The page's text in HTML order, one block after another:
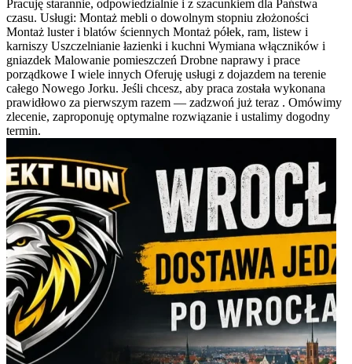
Pracuję starannie, odpowiedzialnie i z szacunkiem dla Państwa
czasu. Usługi: Montaż mebli o dowolnym stopniu złożoności
Montaż luster i blatów ściennych Montaż półek, ram, listew i
karniszy Uszczelnianie łazienki i kuchni Wymiana włączników i
gniazdek Malowanie pomieszczeń Drobne naprawy i prace
porządkowe I wiele innych Oferuję usługi z dojazdem na terenie
całego Nowego Jorku. Jeśli chcesz, aby praca została wykonana
prawidłowo za pierwszym razem — zadzwoń już teraz . Omówimy
zlecenie, zaproponuję optymalne rozwiązanie i ustalimy dogodny
termin.